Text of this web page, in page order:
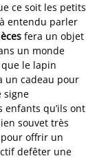
ce soit les petits
entendu parler
fera un objet
un monde
le lapin
un cadeau pour
signe
qu’ils ont
souvet très
offrir un
defêter une